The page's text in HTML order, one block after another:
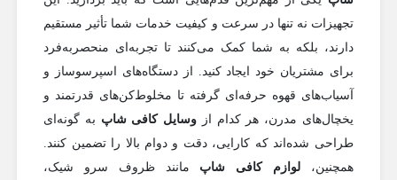
تجهیزات نه تنها در سرعت و کیفیت خدمات شما تأثیر مستقیم
دارند، بلکه به شما کمک می‌کنند تا تجربه‌ای منحصربه‌فرد
برای مشتریان خود ایجاد کنید. از دستگاه‌های اسپرسوساز و
آسیاب‌های قهوه حرفه‌ای گرفته تا مخلوط‌کن‌های قدرتمند و
یخچال‌های مدرن، هر کدام از
وسایل کافی شاپبه گونه‌ای
طراحی شده‌اند که کارایی، دقت و دوام بالا را تضمین کنند.
همچنین،
لوازم کافی شاپمانند ظروف سرو شیک،